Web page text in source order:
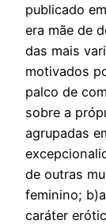
publicado
era mãe de
das mais
motivados
palco de
sobre a
agrupadas
de outras
feminino;
caráter